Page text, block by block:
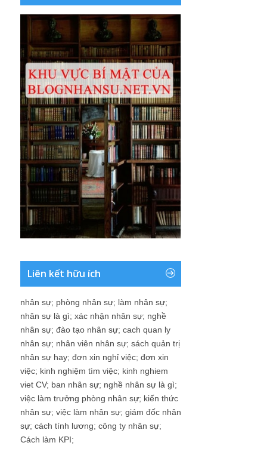
Liên kết hữu ích
nhân sự; phòng nhân sự; làm nhân sự;
nhân sự là gì; xác nhận nhân sự; nghề
nhân sự; đào tạo nhân sự; cach quan ly
nhân sự; nhân viên nhân sự; sách quản trị
nhân sự hay; đơn xin nghỉ việc; đơn xin
việc; kinh nghiệm tìm việc; kinh nghiem
viet CV; ban nhân sự; nghề nhân sự là gì;
việc làm trưởng phòng nhân sự; kiến thức
nhân sự; việc làm nhân sự; giám đốc nhân
sự; cách tính lương; công ty nhân sự;
Cách làm KPI;